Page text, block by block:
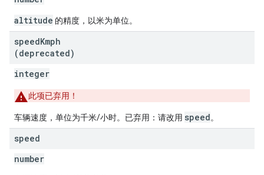
altitude 的精度，以米为单位。
speedKmph
(deprecated)
integer
此项已弃用！
车辆速度，单位为千米/小时。已弃用：请改用 speed。
speed
number